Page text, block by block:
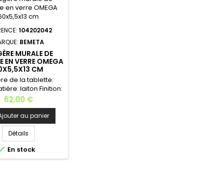
104202042
BEMETA
MURALE DE
EN VERRE OMEGA
CM
de la tablette:
laiton Finition:
60x5,5x13
60 cm Hauteur:
Profondeur: 13
1,8 kg Installation
- Kit de fixation
option : l'adhésive
colle: si vous ne
pas faire de trous
Prix
62,00 €
au panier
Détails
En stock